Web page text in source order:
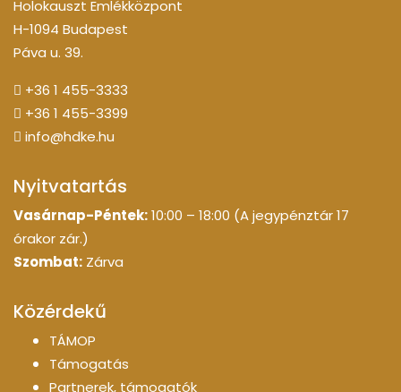
Holokauszt Emlékközpont
H-1094 Budapest
Páva u. 39.
+36 1 455-3333
+36 1 455-3399
info@hdke.hu
Nyitvatartás
Vasárnap-Péntek:10:00 – 18:00 (A jegypénztár 17
órakor zár.)
Szombat: Zárva
Közérdekű
TÁMOP
Támogatás
Partnerek, támogatók